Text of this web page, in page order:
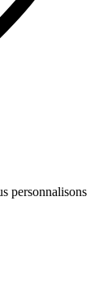
personnalisons